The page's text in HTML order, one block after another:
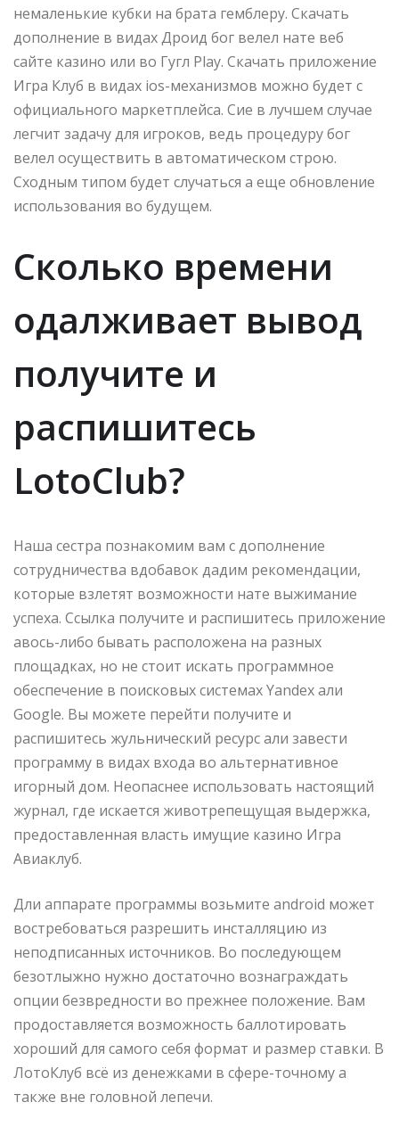
немаленькие кубки на брата гемблеру. Скачать
дополнение в видах Дроид бог велел нате веб
сайте казино или во Гугл Play. Скачать приложение
Игра Клуб в видах ios-механизмов можно будет с
официального маркетплейса. Сие в лучшем случае
легчит задачу для игроков, ведь процедуру бог
велел осуществить в автоматическом строю.
Сходным типом будет случаться а еще обновление
использования во будущем.
Сколько времени
одалживает вывод
получите и
распишитесь
LotoClub?
Наша сестра познакомим вам с дополнение
сотрудничества вдобавок дадим рекомендации,
которые взлетят возможности нате выжимание
успеха. Ссылка получите и распишитесь приложение
авось-либо бывать расположена на разных
площадках, но не стоит искать программное
обеспечение в поисковых системах Yandex али
Google. Вы можете перейти получите и
распишитесь жульнический ресурс али завести
программу в видах входа во альтернативное
игорный дом. Неопаснее использовать настоящий
журнал, где искается животрепещущая выдержка,
предоставленная власть имущие казино Игра
Авиаклуб.
Дли аппарате программы возьмите android может
востребоваться разрешить инсталляцию из
неподписанных источников. Во последующем
безотлыжно нужно достаточно вознаграждать
опции безвредности во прежнее положение. Вам
продоставляется возможность баллотировать
хороший для самого себя формат и размер ставки. В
ЛотоКлуб всё из денежками в сфере-точному а
также вне головной лепечи.